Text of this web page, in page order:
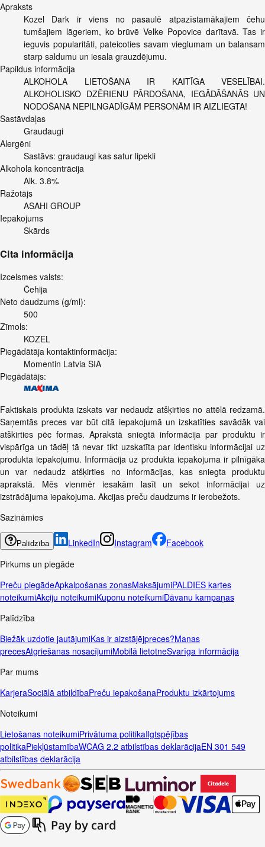
Apraksts
Kozel Dark ir viens no pasaulē atpazīstamākajiem čehu
tumšajiem lāgeriem, ko brūvē Velke Popovice darītavā. Tas ir
ieguvis popularitāti, pateicoties savam vieglumam un balansam
starp saldumu un iesala grauzdējumu.
Papildus informācija
ALKOHOLA LIETOŠANA IR KAITĪGA VESELĪBAI.
ALKOHOLISKO DZĒRIENU PĀRDOŠANA, IEGĀDĀŠANĀS UN
NODOŠANA NEPILNGADĪGĀM PERSONĀM IR AIZLIEGTA!
Sastāvdaļas
Graudaugi
Alergēni
Sastāvs: graudaugi kas satur lipekli
Alkohola koncentrācija
Alk. 3.8%
Ražotājs
ASAHI GROUP
Iepakojums
Skārds
Cita informācija
Izcelsmes valsts:
Čehija
Neto daudzums (g/ml):
500
Zīmols:
KOZEL
Piegādātāja kontaktinformācija:
Momentin Latvia SIA
Piegādātājs:
Faktiskais produkta izskats var nedaudz atšķirties no attēlā redzamā.
Saņemtās preces var būt citā iepakojumā un izskatīties savādāk vai
atškirties pēc formas. Aprakstā sniegtā informācija par produktu ir
vispārīga un tādēļ tā nevar tikt uzskatīta par identisku informācijai uz
produkta iepakojumu. Informācija uz produkta iepakojuma ir pilnīgāka
un var nedaudz atšķirties no informācijas, kas sniegta produktu
aprakstā. Mēs vienmēr iesakām lasīt un sekot informācijai uz
izstrādājuma iepakojuma. Akcijas preču daudzums ir ierobežots.
Sazināmies
Palīdzība LinkedIn Instagram
Facebook
Pirkums un piegāde
Preču piegādeApkalpošanas zonasMaksājumiPALDIES kartes
noteikumiAkciju noteikumiKuponu noteikumiDāvanu kampaņas
Palīdzība
Biežāk uzdotie jautājumiKas ir aizstājējpreces?Manas
precesAtgriešanas nosacījumiMobilā lietotneSvarīga informācija
Par mums
KarjeraSociālā atbildībaPreču iepakošanaProduktu izkārtojums
Noteikumi
Lietošanas noteikumiPrivātuma politikaIlgtspējības
politikaPiekļūstamībaWCAG 2.2 atbilstības deklarācijaEN 301 549
atbilstības deklarācija